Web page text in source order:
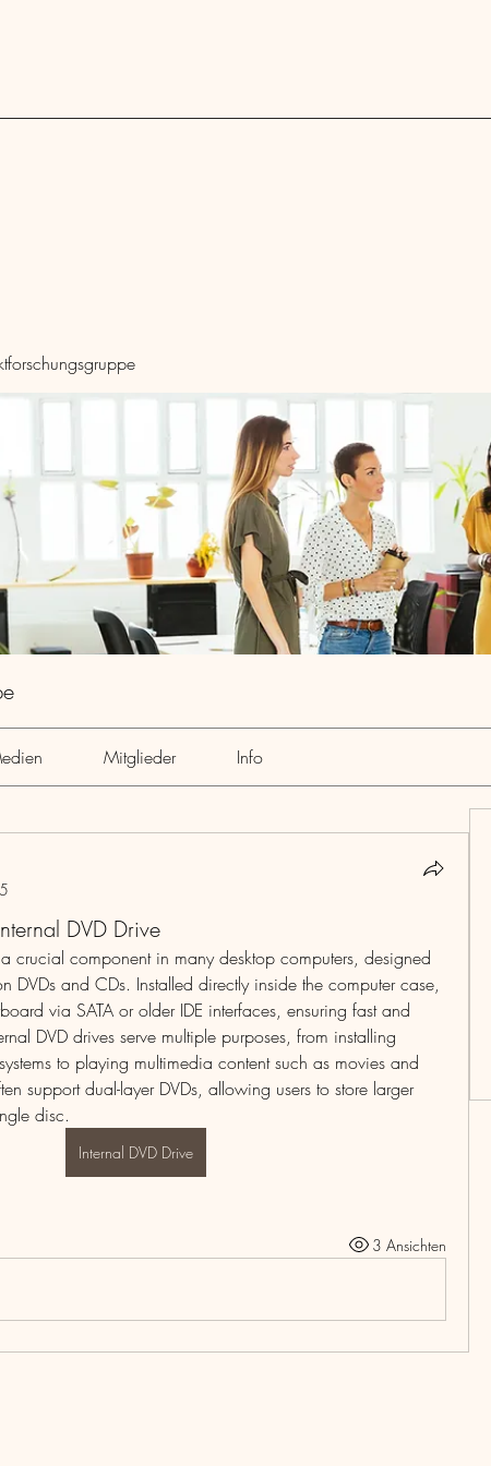
Mitglieder Info
DVD Drive
crucial component in many desktop computers, designed
DVDs and CDs. Installed directly inside the computer case,
via SATA or older IDE interfaces, ensuring fast and
DVD drives serve multiple purposes, from installing
to playing multimedia content such as movies and
support dual-layer DVDs, allowing users to store larger
disc.
Internal DVD Drive
3 Ansichten